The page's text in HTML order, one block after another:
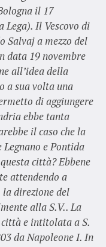
il 17
Il Vescovo di
Salvaj a mezzo del
data 19 novembre
all’idea della
a sua volta una
di aggiungere
ebbe tanta
il caso che la
e Pontida
città? Ebbene
attendendo a
direzione del
alla S.V.. La
e intitolata a S.
da Napoleone I. In